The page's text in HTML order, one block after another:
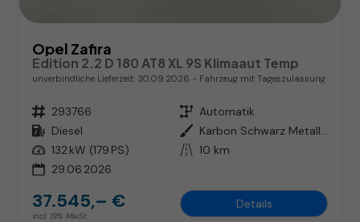
Opel Zafira
Edition 2.2 D 180 AT8 XL 9S Klimaaut Temp
unverbindliche Lieferzeit: 30.09.2026 Fahrzeug mit Tageszulassung
Fahrzeugnr. 293766 Getriebe Automatik
Kraftstoff Diesel Außenfarbe
Karbon Schwarz Metallic
Leistung 132 kW (179 PS) Kilometerstand 10 km
29.06.2026
37.545,– €
incl. 19% MwSt.
Details